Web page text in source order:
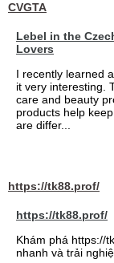
CVGTA
Lebel in the
Lovers
I recently learned
it very interesting.
care and beauty
products help
are differ...
https://tk88.prof/
https://tk88.prof/
Khám phá https://
nhanh và trải